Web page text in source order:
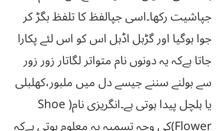
جپاشیت رکھا۔اسی جپالفظ کا تلفظ بگڑ کر
جوا ہوگیا اور گڑہل اڈہل اس کو اس لئے پکارا
جاتا ہےکہ یہ دونوں نام متواتر لگاتار زور زور
سے بولنے سننے جیسے دل میں ملبور،کھلبلی
یا ہلچل پیدا ہوتی ہے۔انگریزی نام( Shoe